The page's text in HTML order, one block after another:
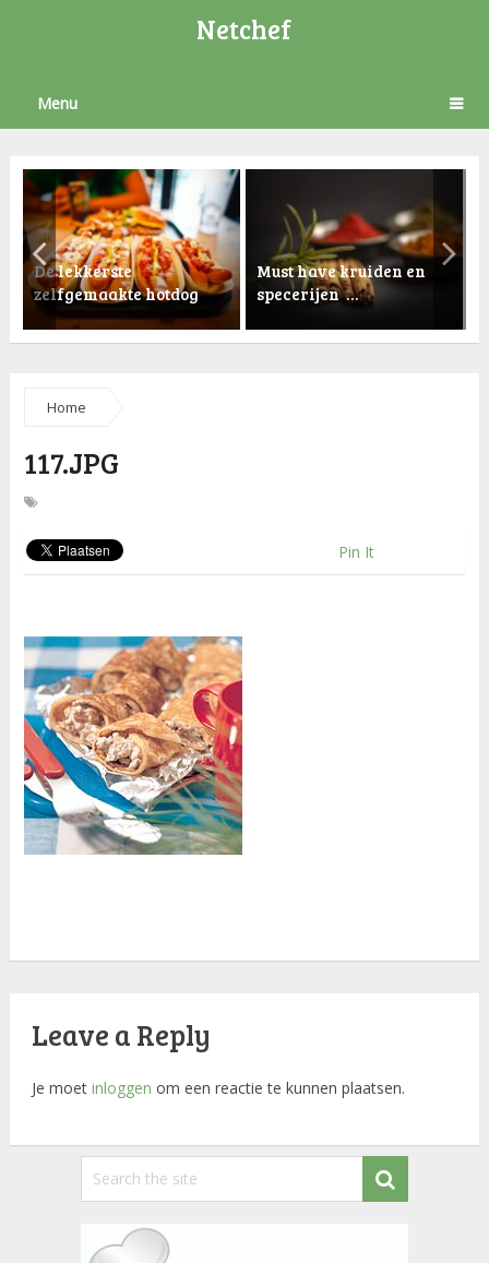
Netchef
Menu
De lekkerste
zelfgemaakte hotdog
Must have kruiden en
specerijen …
Home
117.JPG
Pin It
Leave a Reply
Je moet inloggen om een reactie te kunnen plaatsen.